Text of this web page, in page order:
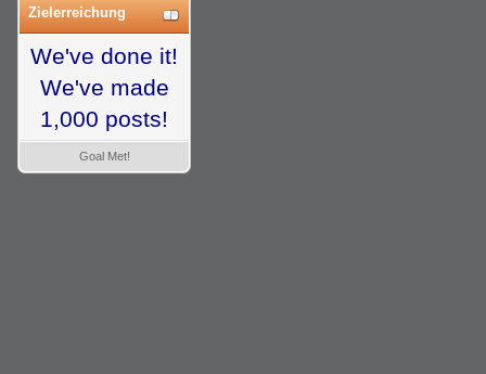
Zielerreichung
We've done it!
We've made
1,000 posts!
Goal Met!